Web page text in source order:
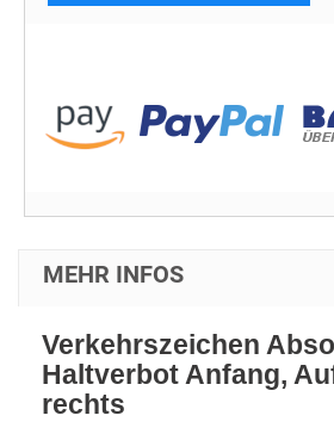
MEHR INFOS
Verkehrszeichen
Haltverbot Anfang,
rechts